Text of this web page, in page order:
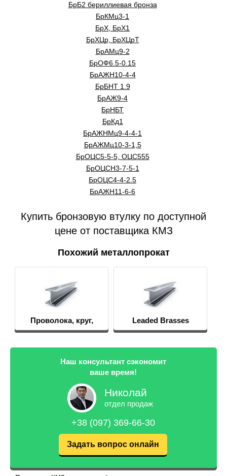
БрБ2 бериллиевая бронза
БрКМц3-1
БрХ, БрХ1
БрХЦр, БрХЦрТ
БрАМц9-2
БрОФ6.5-0.15
БрАЖН10-4-4
БрБНТ 1.9
БрАЖ9-4
БрНБТ
БрКд1
БрАЖНМц9-4-4-1
БрАЖМц10-3-1,5
БрОЦС5-5-5, ОЦС555
БрОЦСН3-7-5-1
БрОЦС4-4-2.5
БрАЖН11-6-6
Купить бронзовую втулку по доступной
цене от поставщика КМЗ
Похожий металлопрокат
Проволока, круг,
пруток
Leaded Brasses
Наш консультант сэкономит
ваше время!
Николай
отдел продаж
+38 (097) 369-66-30
Задать вопрос онлайн